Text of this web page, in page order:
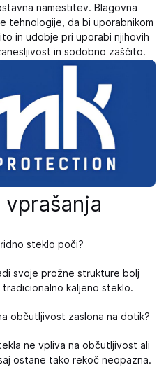
namestitev. Blagovna
tehnologije, da bi uporabnikom
in udobje pri uporabi njihovih
in sodobno zaščito.
steklo poči?
svoje prožne strukture bolj
kaljeno steklo.
občutljivost zaslona na dotik?
ne vpliva na občutljivost ali
ostane tako rekoč neopazna.